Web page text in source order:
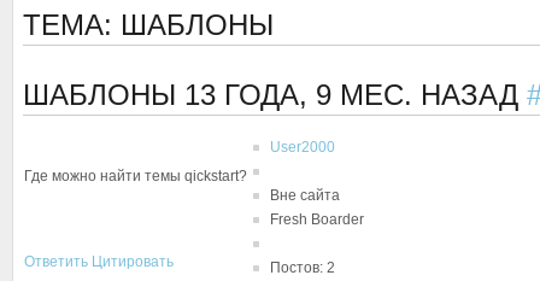
ТЕМА: ШАБЛОНЫ
ШАБЛОНЫ 13 ГОДА, 9 МЕС. НАЗАД
Где можно найти темы qickstart?
User2000
Вне сайта
Fresh Boarder
Постов: 2
Ответить Цитировать